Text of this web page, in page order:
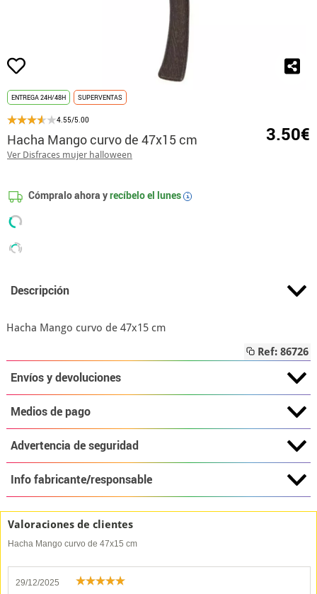
ENTREGA 24H/48H SUPERVENTAS
4.55/5.00
Hacha Mango curvo de 47x15 cm
Ver Disfraces mujer halloween
3.50€
Cómpralo ahora yrecíbelo el lunes i
Descripción
Hacha Mango curvo de 47x15 cm
Ref: 86726
Envíos y devoluciones
Medios de pago
Advertencia de seguridad
Info fabricante/responsable
Valoraciones de clientes
Hacha Mango curvo de 47x15 cm
29/12/2025